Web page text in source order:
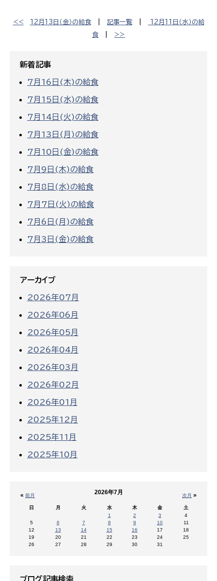
<< 12月13日（金）の給食| 記事一覧|
12月11日（水）の給
食
>>
新着記事
7月16日(木)の給食
7月15日(水)の給食
7月14日(火)の給食
7月13日(月)の給食
7月10日(金)の給食
7月9日(木)の給食
7月8日(水)の給食
7月7日(火)の給食
7月6日(月)の給食
7月3日(金)の給食
アーカイブ
2026年07月
2026年06月
2026年05月
2026年04月
2026年03月
2026年02月
2026年01月
2025年12月
2025年11月
2025年10月
« 前月 次月 »
2026年7月
日 月 火 水 木 金
土
1
2 3
4
5
6 7 8 9 10
11
12
13 14 15 16 17
18
19
20 21 22 23 24
25
26
27 28 29 30 31
ブログ記事検索